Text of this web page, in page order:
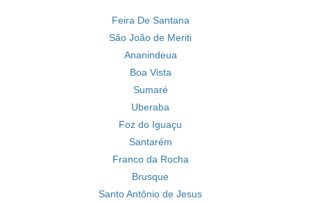
Feira De Santana
São João de Meriti
Ananindeua
Boa Vista
Sumaré
Uberaba
Foz do Iguaçu
Santarém
Franco da Rocha
Brusque
Santo Antônio de Jesus